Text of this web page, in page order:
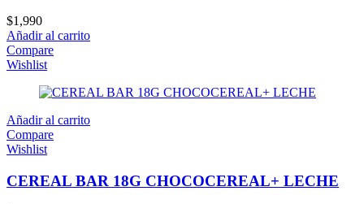
$1,990
Añadir al carrito
Compare
Wishlist
Añadir al carrito
Compare
Wishlist
CEREAL BAR 18G CHOCOCEREAL+ LECHE